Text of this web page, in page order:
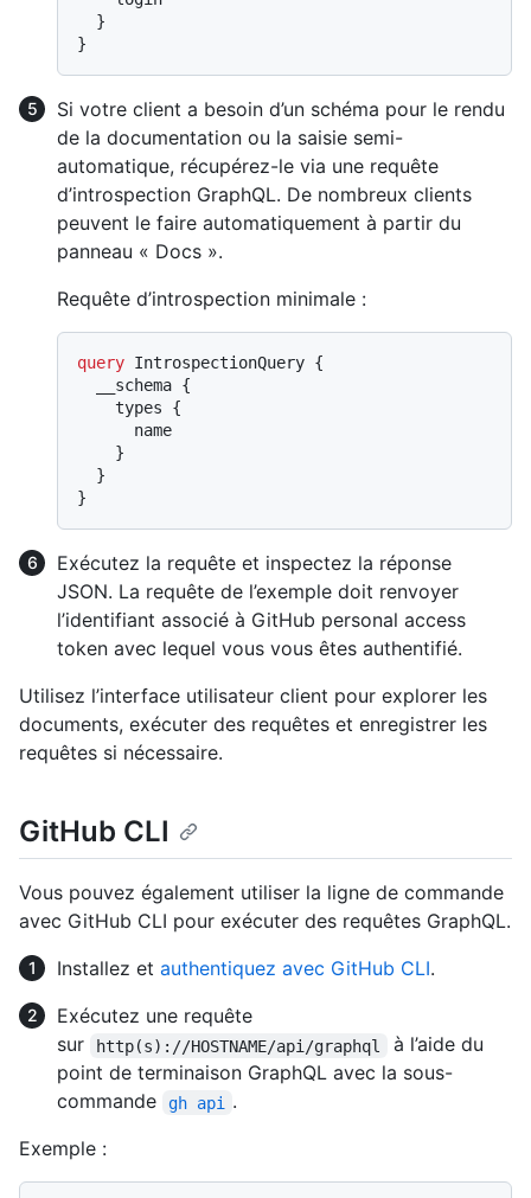
}
}
Si votre client a besoin d’un schéma pour le rendu
de la documentation ou la saisie semi-
automatique, récupérez-le via une requête
d’introspection GraphQL. De nombreux clients
peuvent le faire automatiquement à partir du
panneau « Docs ».
Requête d’introspection minimale :
query IntrospectionQuery {
  __schema
{
    types
{
}
}
}
Exécutez la requête et inspectez la réponse
JSON. La requête de l’exemple doit renvoyer
l’identifiant associé à GitHub personal access
token avec lequel vous vous êtes authentifié.
Utilisez l’interface utilisateur client pour explorer les
documents, exécuter des requêtes et enregistrer les
requêtes si nécessaire.
GitHub CLI
Vous pouvez également utiliser la ligne de commande
avec GitHub CLI pour exécuter des requêtes GraphQL.
Installez et authentiquez avec GitHub CLI.
Exécutez une requête
sur
http(s)://HOSTNAME/api/graphql
à l’aide du
point de terminaison GraphQL avec la sous-
commande
gh api
.
Exemple :